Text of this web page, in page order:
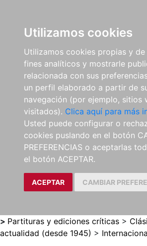
Utilizamos cookies
Utilizamos cookies propias y
fines analíticos y mostrarle
relacionada con sus
un perfil elaborado a partir de
navegación (por ejemplo, sitios
visitados). Clica aquí para más
Usted puede configurar o
cookies puslando en el botón
PREFERENCIAS o aceptarlas
el botón ACEPTAR.
ACEPTAR CAMBIAR
> Partituras y ediciones críticas >
actualidad (desde 1945) >